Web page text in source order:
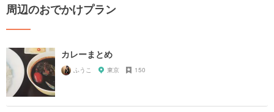
周辺のおでかけプラン
カレーまとめ
ふうこ 東京 150